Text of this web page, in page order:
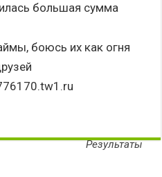
большая сумма
боюсь их как огня
Результаты